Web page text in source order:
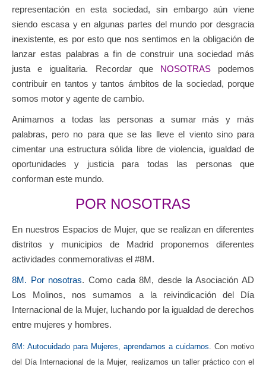
representación en esta sociedad, sin embargo aún viene
siendo escasa y en algunas partes del mundo por desgracia
inexistente, es por esto que nos sentimos en la obligación de
lanzar estas palabras a fin de construir una sociedad más
justa e igualitaria. Recordar queNOSOTRASpodemos
contribuir en tantos y tantos ámbitos de la sociedad, porque
somos motor y agente de cambio.
Animamos a todas las personas a sumar más y más
palabras, pero no para que se las lleve el viento sino para
cimentar una estructura sólida libre de violencia, igualdad de
oportunidades y justicia para todas las personas que
conforman este mundo.
POR NOSOTRAS
En nuestros Espacios de Mujer, que se realizan en diferentes
distritos y municipios de Madrid proponemos diferentes
actividades conmemorativas el #8M.
8M. Por nosotras. Como cada 8M, desde la Asociación AD
Los Molinos, nos sumamos a la reivindicación del Día
Internacional de la Mujer, luchando por la igualdad de derechos
entre mujeres y hombres.
8M: Autocuidado para Mujeres, aprendamos a cuidarnos. Con motivo
del Día Internacional de la Mujer, realizamos un taller práctico con el